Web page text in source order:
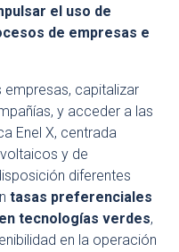
el uso de
de empresas e
empresas, capitalizar
y acceder a las
Enel X, centrada
y de
diferentes
tasas preferenciales
tecnologías verdes,
en la operación